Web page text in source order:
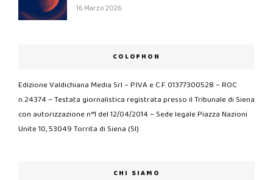
16 Marzo 2026
COLOPHON
Edizione Valdichiana Media Srl – P.IVA e C.F. 01377300528 – ROC
n.24374 – Testata giornalistica registrata presso il Tribunale di Siena
con autorizzazione n°1 del 12/04/2014 – Sede legale Piazza Nazioni
Unite 10, 53049 Torrita di Siena (SI)
CHI SIAMO